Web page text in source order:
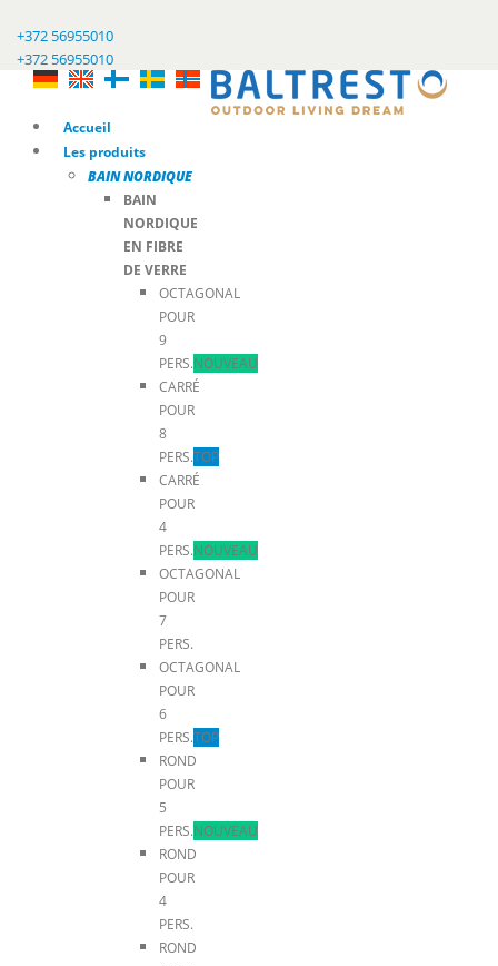
+372 56955010
+372 56955010
Accueil
Les produits
BAIN NORDIQUE
BAIN
NORDIQUE
EN FIBRE
DE VERRE
OCTAGONAL
POUR
9
PERS.NOUVEAU
CARRÉ
POUR
8
PERS.TOP
CARRÉ
POUR
4
PERS.NOUVEAU
OCTAGONAL
POUR
7
PERS.
OCTAGONAL
POUR
6
PERS.TOP
ROND
POUR
5
PERS.NOUVEAU
ROND
POUR
4
PERS.
ROND